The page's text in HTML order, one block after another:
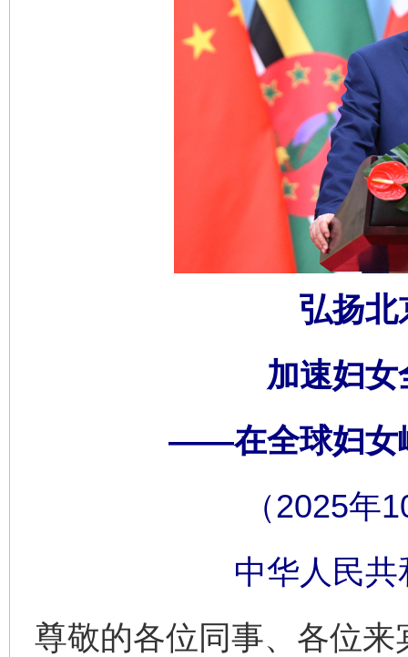
弘扬北
加速妇
——在全球妇女
（2025年
中华人民
尊敬的各位同事、各位来